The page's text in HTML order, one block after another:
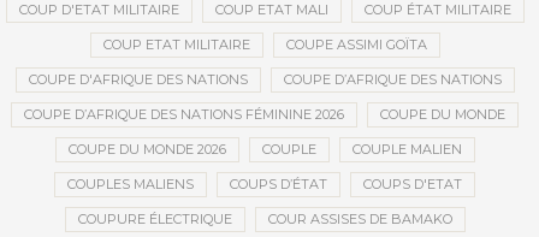
COUP D'ETAT MILITAIRE COUP ETAT MALI COUP ÉTAT MILITAIRE
COUP ETAT MILITAIRE COUPE ASSIMI GOÏTA
COUPE D'AFRIQUE DES NATIONS COUPE D’AFRIQUE DES NATIONS
COUPE D’AFRIQUE DES NATIONS FÉMININE 2026 COUPE DU MONDE
COUPE DU MONDE 2026 COUPLE COUPLE MALIEN
COUPLES MALIENS COUPS D’ÉTAT COUPS D'ETAT
COUPURE ÉLECTRIQUE COUR ASSISES DE BAMAKO